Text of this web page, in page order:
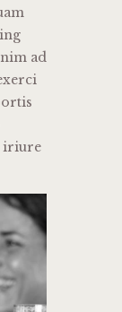
ad
iriure